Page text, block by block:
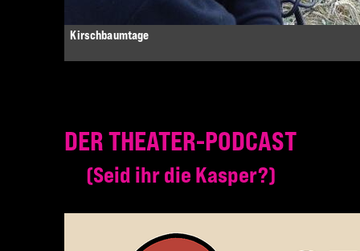
Kirschbaumtage
DER THEATER-PODCAST
Seid ihr die Kasper?